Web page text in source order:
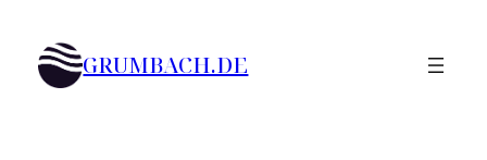
Inhalt
springen GRUMBACH.DE